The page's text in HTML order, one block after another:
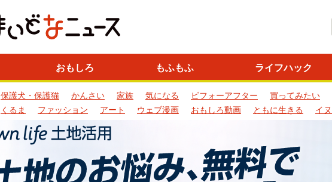
おもしろ もふもふ ライフハック
保護犬・保護猫 かんさい 家族 気になる ビフォーアフター 買ってみたい
くるま
ファッション アート ウェブ漫画 おもしろ動画 ともに生きる イヌ